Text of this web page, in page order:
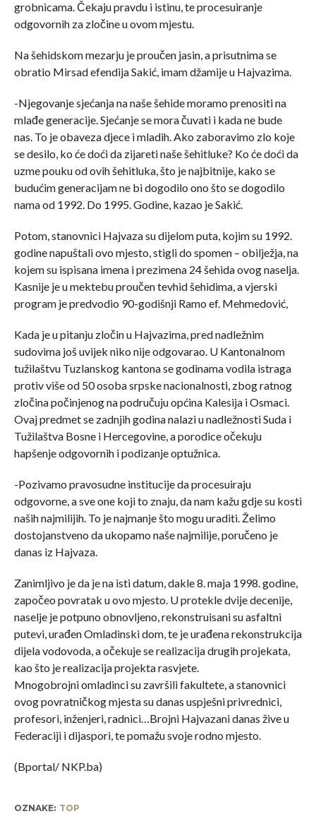
grobnicama. Čekaju pravdu i istinu, te procesuiranje
odgovornih za zločine u ovom mjestu.
Na šehidskom mezarju je proučen jasin, a prisutnima se
obratio Mirsad efendija Sakić, imam džamije u Hajvazima.
-Njegovanje sjećanja na naše šehide moramo prenositi na
mlađe generacije. Sjećanje se mora čuvati i kada ne bude
nas. To je obaveza djece i mladih. Ako zaboravimo zlo koje
se desilo, ko će doći da zijareti naše šehitluke? Ko će doći da
uzme pouku od ovih šehitluka, što je najbitnije, kako se
budućim generacijam ne bi dogodilo ono što se dogodilo
nama od 1992. Do 1995. Godine, kazao je Sakić.
Potom, stanovnici Hajvaza su dijelom puta, kojim su 1992.
godine napuštali ovo mjesto, stigli do spomen – obilježja, na
kojem su ispisana imena i prezimena 24 šehida ovog naselja.
Kasnije je u mektebu proučen tevhid šehidima, a vjerski
program je predvodio 90-godišnji Ramo ef. Mehmedović,
Kada je u pitanju zločin u Hajvazima, pred nadležnim
sudovima još uvijek niko nije odgovarao. U Kantonalnom
tužilaštvu Tuzlanskog kantona se godinama vodila istraga
protiv više od 50 osoba srpske nacionalnosti, zbog ratnog
zločina počinjenog na područuju općina Kalesija i Osmaci.
Ovaj predmet se zadnjih godina nalazi u nadležnosti Suda i
Tužilaštva Bosne i Hercegovine, a porodice očekuju
hapšenje odgovornih i podizanje optužnica.
-Pozivamo pravosudne institucije da procesuiraju
odgovorne, a sve one koji to znaju, da nam kažu gdje su kosti
naših najmilijih. To je najmanje što mogu uraditi. Želimo
dostojanstveno da ukopamo naše najmilije, poručeno je
danas iz Hajvaza.
Zanimljivo je da je na isti datum, dakle 8. maja 1998. godine,
započeo povratak u ovo mjesto. U protekle dvije decenije,
naselje je potpuno obnovljeno, rekonstruisani su asfaltni
putevi, urađen Omladinski dom, te je urađena rekonstrukcija
dijela vodovoda, a očekuje se realizacija drugih projekata,
kao što je realizacija projekta rasvjete.
Mnogobrojni omladinci su završili fakultete, a stanovnici
ovog povratničkog mjesta su danas uspješni privrednici,
profesori, inženjeri, radnici…Brojni Hajvazani danas žive u
Federaciji i dijaspori, te pomažu svoje rodno mjesto.
(Bportal/ NKP.ba)
OZNAKE: TOP